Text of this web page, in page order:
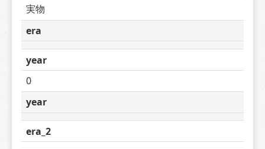
実物
era
year
0
year
era_2